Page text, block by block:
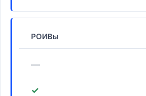
РОИВы
—
✓